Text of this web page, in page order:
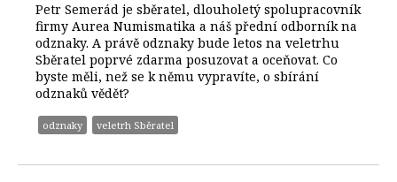
Petr Semerád je sběratel, dlouholetý spolupracovník
firmy Aurea Numismatika a náš přední odborník na
odznaky. A právě odznaky bude letos na veletrhu
Sběratel poprvé zdarma posuzovat a oceňovat. Co
byste měli, než se k němu vypravíte, o sbírání
odznaků vědět?
odznaky veletrh Sběratel